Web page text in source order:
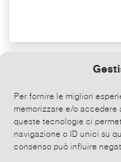
Per fornire le migliori
memorizzare e/o accedere
queste tecnologie ci
navigazione o ID unici su
consenso può influire
Share on
choose up to 5
this event.